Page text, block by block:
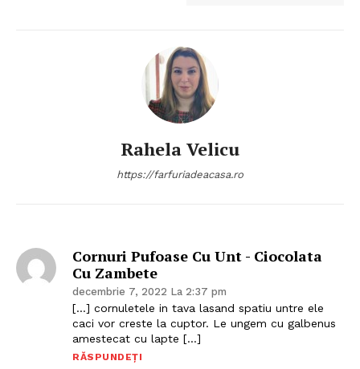
Rahela Velicu
https://farfuriadeacasa.ro
Cornuri Pufoase Cu Unt - Ciocolata
Cu Zambete
decembrie 7, 2022 La 2:37 pm
[…] cornuletele in tava lasand spatiu untre ele
caci vor creste la cuptor. Le ungem cu galbenus
amestecat cu lapte […]
RĂSPUNDEȚI